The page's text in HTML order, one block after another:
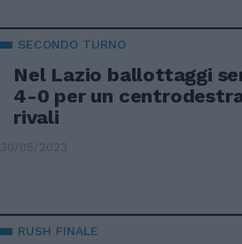
SECONDO TURNO
Nel Lazio ballottaggi
4-0 per un
rivali
30/05/2023
RUSH FINALE